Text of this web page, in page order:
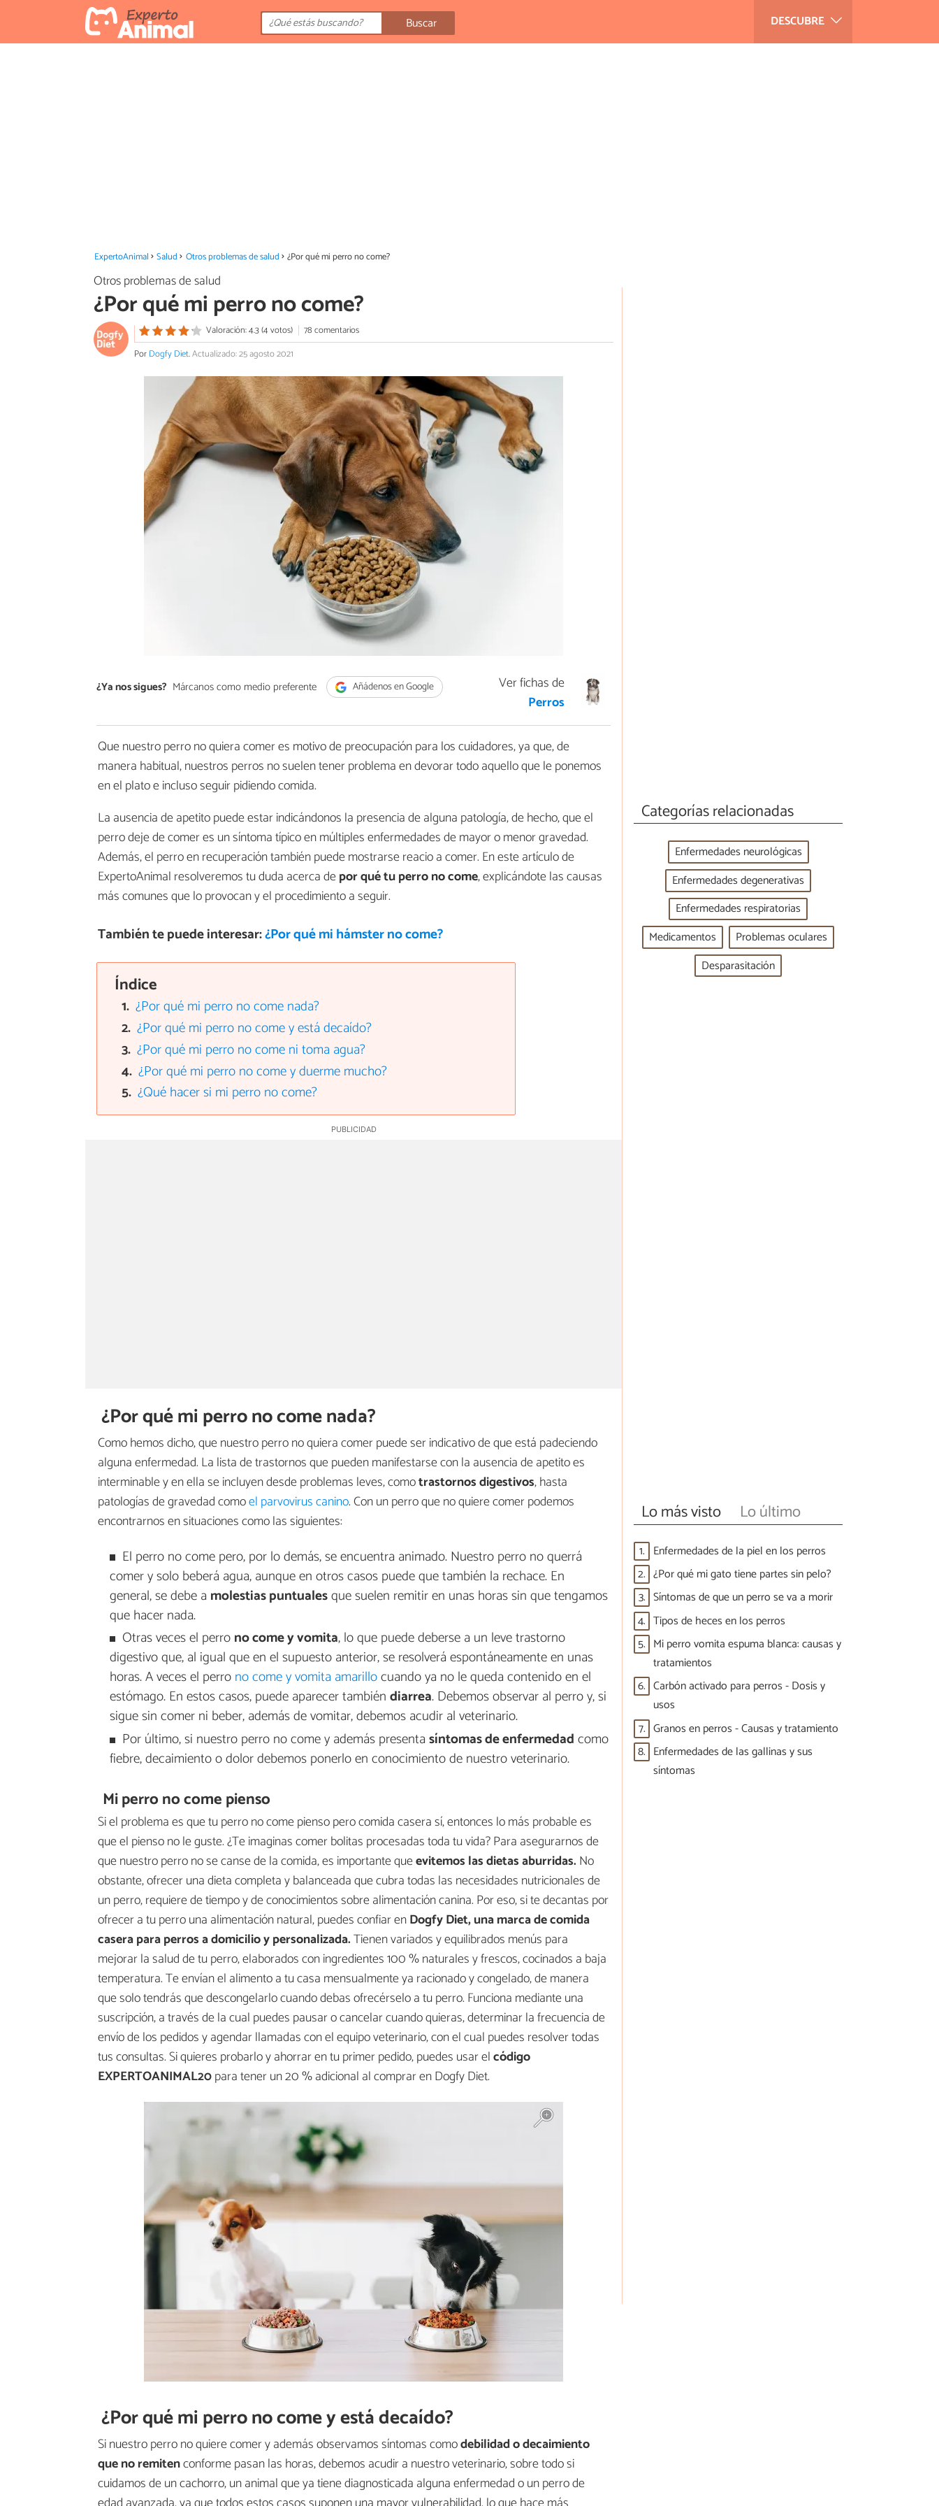
DESCUBRE
Buscar
ExpertoAnimal Salud Otros problemas de salud ¿Por qué mi perro no come?
Otros problemas de salud
¿Por qué mi perro no come?
Valoración: 4.3 (4 votos)
78 comentarios
PorDogfy Diet.Actualizado: 25 agosto 2021
¿Ya nos sigues? Márcanos como medio preferente Añádenos en Google
Ver fichas de
Perros
Que nuestro perro no quiera comer es motivo de preocupación para los cuidadores, ya que, de
manera habitual, nuestros perros no suelen tener problema en devorar todo aquello que le ponemos
en el plato e incluso seguir pidiendo comida.
La ausencia de apetito puede estar indicándonos la presencia de alguna patología, de hecho, que el
perro deje de comer es un síntoma típico en múltiples enfermedades de mayor o menor gravedad.
Además, el perro en recuperación también puede mostrarse reacio a comer. En este artículo de
ExpertoAnimal resolveremos tu duda acerca depor qué tu perro no come, explicándote las causas
más comunes que lo provocan y el procedimiento a seguir.
También te puede interesar:¿Por qué mi hámster no come?
Índice
¿Por qué mi perro no come nada?
¿Por qué mi perro no come y está decaído?
¿Por qué mi perro no come ni toma agua?
¿Por qué mi perro no come y duerme mucho?
¿Qué hacer si mi perro no come?
¿Por qué mi perro no come nada?
Como hemos dicho, que nuestro perro no quiera comer puede ser indicativo de que está padeciendo
alguna enfermedad. La lista de trastornos que pueden manifestarse con la ausencia de apetito es
interminable y en ella se incluyen desde problemas leves, comotrastornos digestivos, hasta
patologías de gravedad comoel parvovirus canino. Con un perro que no quiere comer podemos
encontrarnos en situaciones como las siguientes:
El perro no come pero, por lo demás, se encuentra animado. Nuestro perro no querrá
comer y solo beberá agua, aunque en otros casos puede que también la rechace. En
general, se debe a molestias puntualesque suelen remitir en unas horas sin que tengamos
que hacer nada.
Otras veces el perrono come y vomita, lo que puede deberse a un leve trastorno
digestivo que, al igual que en el supuesto anterior, se resolverá espontáneamente en unas
horas. A veces el perrono come y vomita amarillocuando ya no le queda contenido en el
estómago. En estos casos, puede aparecer tambiéndiarrea. Debemos observar al perro y, si
sigue sin comer ni beber, además de vomitar, debemos acudir al veterinario.
Por último, si nuestro perro no come y además presentasíntomas de enfermedadcomo
fiebre, decaimiento o dolor debemos ponerlo en conocimiento de nuestro veterinario.
Mi perro no come pienso
Si el problema es que tu perro no come pienso pero comida casera sí, entonces lo más probable es
que el pienso no le guste. ¿Te imaginas comer bolitas procesadas toda tu vida? Para asegurarnos de
que nuestro perro no se canse de la comida, es importante queevitemos las dietas aburridas.No
obstante, ofrecer una dieta completa y balanceada que cubra todas las necesidades nutricionales de
un perro, requiere de tiempo y de conocimientos sobre alimentación canina. Por eso, si te decantas por
ofrecer a tu perro una alimentación natural, puedes confiar enDogfy Diet, una marca de comida
casera para perros a domicilio y personalizada.Tienen variados y equilibrados menús para
mejorar la salud de tu perro, elaborados con ingredientes 100 % naturales y frescos, cocinados a baja
temperatura. Te envían el alimento a tu casa mensualmente ya racionado y congelado, de manera
que solo tendrás que descongelarlo cuando debas ofrecérselo a tu perro. Funciona mediante una
suscripción, a través de la cual puedes pausar o cancelar cuando quieras, determinar la frecuencia de
envío de los pedidos y agendar llamadas con el equipo veterinario, con el cual puedes resolver todas
tus consultas. Si quieres probarlo y ahorrar en tu primer pedido, puedes usar elcódigo
EXPERTOANIMAL20para tener un 20 % adicional al comprar en Dogfy Diet.
¿Por qué mi perro no come y está decaído?
Si nuestro perro no quiere comer y además observamos síntomas comodebilidad o decaimiento
que no remitenconforme pasan las horas, debemos acudir a nuestro veterinario, sobre todo si
cuidamos de un cachorro, un animal que ya tiene diagnosticada alguna enfermedad o un perro de
Categorías relacionadas
Enfermedades neurológicas
Enfermedades degenerativas
Enfermedades respiratorias
Medicamentos
Problemas oculares
Desparasitación
Lo más visto Lo último
1. Enfermedades de la piel en los perros
2. ¿Por qué mi gato tiene partes sin pelo?
3. Síntomas de que un perro se va a morir
4. Tipos de heces en los perros
5. Mi perro vomita espuma blanca: causas y
tratamientos
6. Carbón activado para perros - Dosis y
usos
7. Granos en perros - Causas y tratamiento
8. Enfermedades de las gallinas y sus
síntomas